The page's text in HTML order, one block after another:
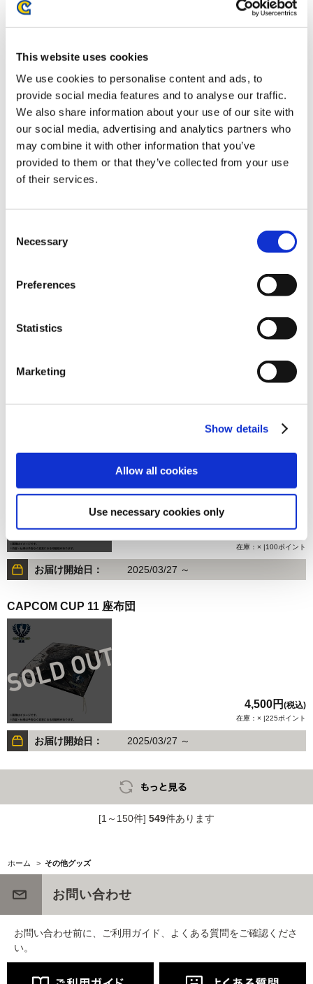
This website uses cookies
We use cookies to personalise content and ads, to
provide social media features and to analyse our traffic.
We also share information about your use of our site with
our social media, advertising and analytics partners who
may combine it with other information that you’ve
provided to them or that they’ve collected from your use
of their services.
Selection
Necessary
Preferences
Statistics
Marketing
Show details
Allow all cookies
Use necessary cookies only
2,200円(税込)
在庫：○ |110ポイント
【大神 20周年記念 復刻アート企画】 風呂敷 ～島崎麻里 作
大神 12周年より～
3,500円(税込)
在庫：× |175ポイント
2,000円
在庫：× |100ポイント
お届け開始日： 2025/03/27 ～
CAPCOM CUP 11 座布団
4,500円 (税込)
在庫：× |225ポイント
お届け開始日： 2025/03/27 ～
[1～150件] 549件あります
ホーム > その他グッズ
お問い合わせ
お問い合わせ前に、ご利用ガイド、よくある質問をご確認くださ
い。